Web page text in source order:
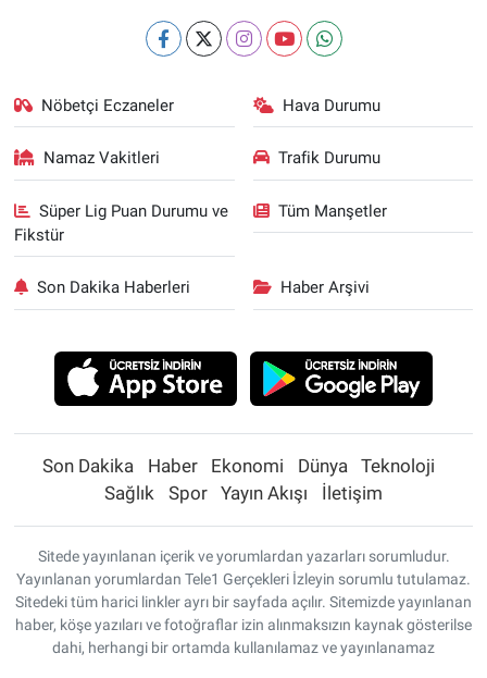
Nöbetçi Eczaneler Hava Durumu
Namaz Vakitleri Trafik Durumu
Süper Lig Puan Durumu ve
Fikstür
Tüm Manşetler
Son Dakika Haberleri Haber Arşivi
Son Dakika Haber Ekonomi Dünya
Teknoloji
Sağlık
Spor Yayın Akışı İletişim
Sitede yayınlanan içerik ve yorumlardan yazarları sorumludur.
Yayınlanan yorumlardan Tele1 Gerçekleri İzleyin sorumlu tutulamaz.
Sitedeki tüm harici linkler ayrı bir sayfada açılır. Sitemizde yayınlanan
haber, köşe yazıları ve fotoğraflar izin alınmaksızın kaynak gösterilse
dahi, herhangi bir ortamda kullanılamaz ve yayınlanamaz